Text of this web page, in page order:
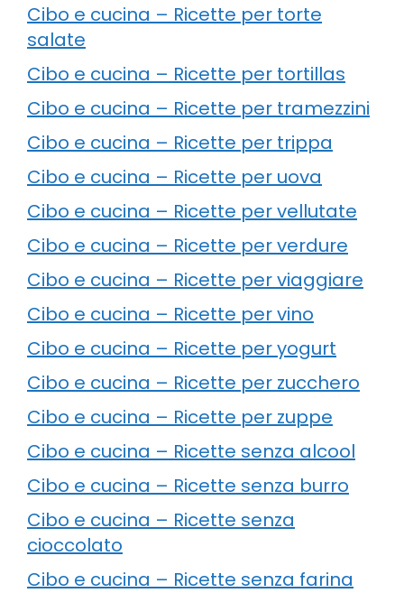
Cibo e cucina – Ricette per torte
salate
Cibo e cucina – Ricette per tortillas
Cibo e cucina – Ricette per tramezzini
Cibo e cucina – Ricette per trippa
Cibo e cucina – Ricette per uova
Cibo e cucina – Ricette per vellutate
Cibo e cucina – Ricette per verdure
Cibo e cucina – Ricette per viaggiare
Cibo e cucina – Ricette per vino
Cibo e cucina – Ricette per yogurt
Cibo e cucina – Ricette per zucchero
Cibo e cucina – Ricette per zuppe
Cibo e cucina – Ricette senza alcool
Cibo e cucina – Ricette senza burro
Cibo e cucina – Ricette senza
cioccolato
Cibo e cucina – Ricette senza farina